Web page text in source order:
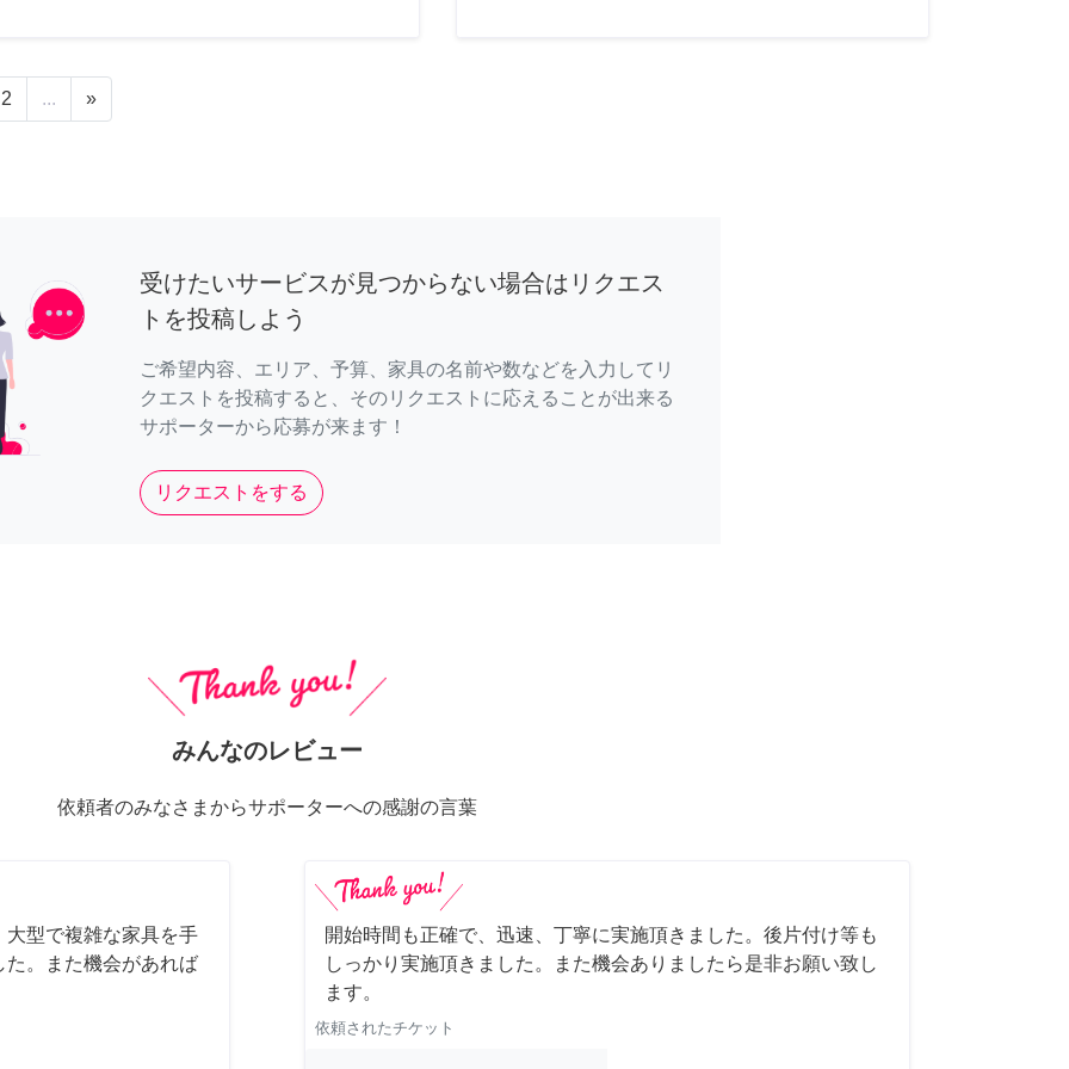
2 ... »
受けたいサービスが見つからない場合はリクエス
トを投稿しよう
ご希望内容、エリア、予算、家具の名前や数などを入力してリ
クエストを投稿すると、そのリクエストに応えることが出来る
サポーターから応募が来ます！
リクエストをする
みんなのレビュー
依頼者のみなさまからサポーターへの感謝の言葉
型で複雑な家具を手
。また機会があれば
開始時間も正確で、迅速、丁寧に実施頂きました。後片付け等も
しっかり実施頂きました。また機会ありましたら是非お願い致し
ます。
依頼されたチケット